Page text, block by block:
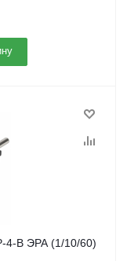
4-B ЭРА (1/10/60)